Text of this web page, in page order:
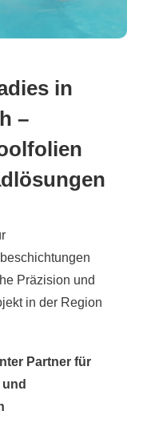
in
–
Präzision und
in der Region
Partner für